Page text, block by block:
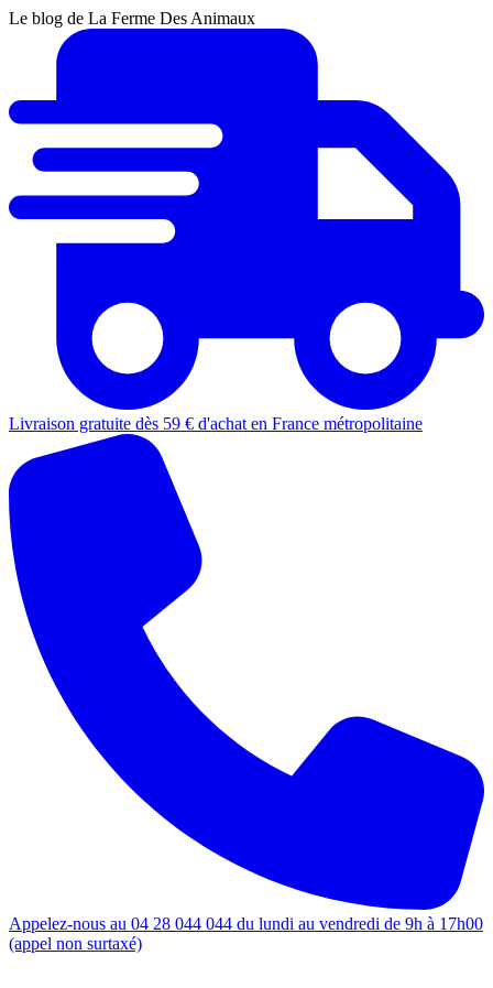
Le blog de La Ferme Des Animaux
Livraison gratuite dès 59 € d'achat en France métropolitaine
Appelez-nous au 04 28 044 044 du lundi au vendredi de 9h à 17h00
(appel non surtaxé)